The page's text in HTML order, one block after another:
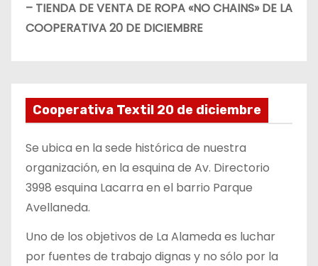
– TIENDA DE VENTA DE ROPA «NO CHAINS» DE LA
COOPERATIVA 20 DE DICIEMBRE
Cooperativa Textil 20 de diciembre
Se ubica en la sede histórica de nuestra
organización, en la esquina de Av. Directorio
3998 esquina Lacarra en el barrio Parque
Avellaneda.
Uno de los objetivos de La Alameda es luchar
por fuentes de trabajo dignas y no sólo por la